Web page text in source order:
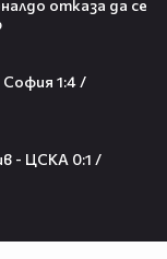
отказа да се
1:4 /
- ЦСКА 0:1 /